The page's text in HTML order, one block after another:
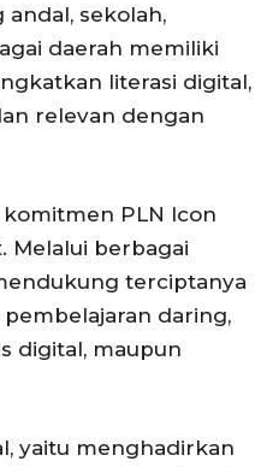
sekolah,
daerah memiliki
literasi digital,
relevan dengan
PLN Icon
Melalui berbagai
terciptanya
daring,
digital, maupun
yaitu menghadirkan